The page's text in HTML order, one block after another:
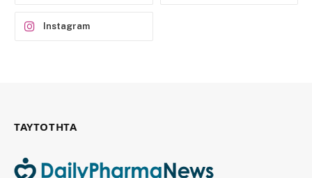
Instagram
ΤΑΥΤΟΤΗΤΑ